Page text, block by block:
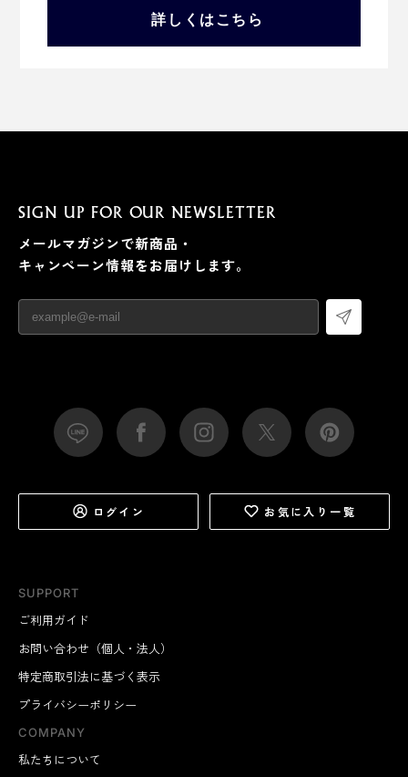
詳しくはこちら
SUPPORT
ご利用ガイド
お問い合わせ（個人・法人）
特定商取引法に基づく表示
プライバシーポリシー
COMPANY
私たちについて
SIGN UP FOR OUR NEWSLETTER
メールマガジンで新商品・
キャンペーン情報をお届けします。
ログイン お気に入り一覧